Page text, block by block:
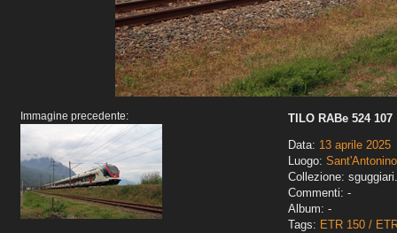
Immagine precedente:
TILO RABe 524 107
Data: 13 aprile 2025
Luogo: Sant'Antonino
Collezione:
Commenti: -
Album: -
Tags: ETR 150 /